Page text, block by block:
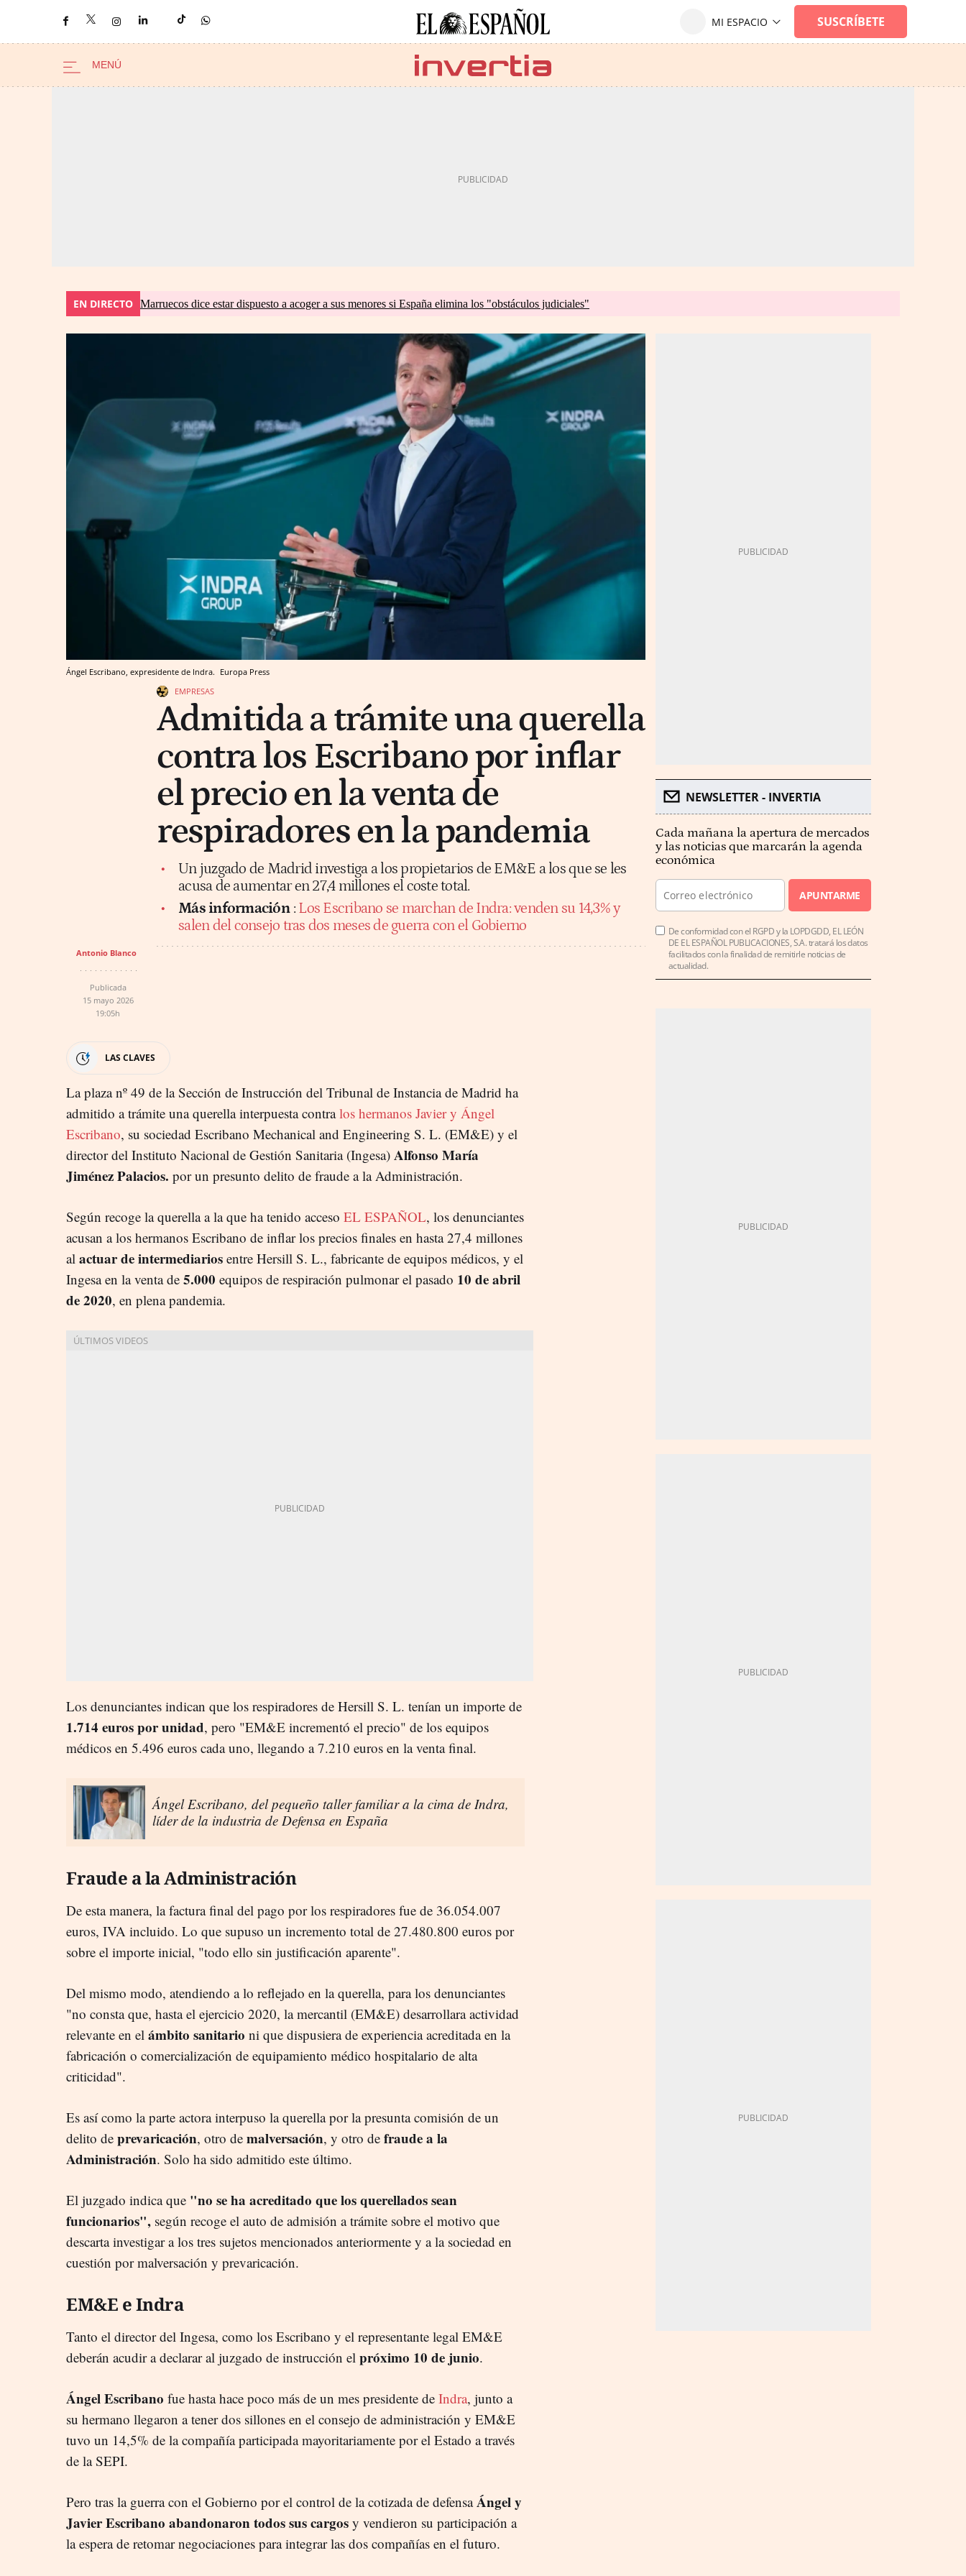
EN DIRECTO Marruecos dice estar dispuesto a acoger a sus menores si España elimina los "obstáculos judiciales"
Ángel Escribano, expresidente de Indra. Europa Press
EMPRESAS
Admitida a trámite una querella
contra los Escribano por inflar
el precio en la venta de
respiradores en la pandemia
Un juzgado de Madrid investiga a los propietarios de EM&E a los que se les
acusa de aumentar en 27,4 millones el coste total.
Más información : Los Escribano se marchan de Indra: venden su 14,3% y
salen del consejo tras dos meses de guerra con el Gobierno
Antonio Blanco
Publicada
15 mayo 2026
19:05h
LAS CLAVES
La plaza nº 49 de la Sección de Instrucción del Tribunal de Instancia de Madrid ha
admitido a trámite una querella interpuesta contralos hermanos Javier y Ángel
Escribano, su sociedad Escribano Mechanical and Engineering S. L. (EM&E) y el
director del Instituto Nacional de Gestión Sanitaria (Ingesa) Alfonso María
Jiménez Palacios. por un presunto delito de fraude a la Administración.
Según recoge la querella a la que ha tenido acceso EL ESPAÑOL, los denunciantes
acusan a los hermanos Escribano de inflar los precios finales en hasta 27,4 millones
al actuar de intermediarios entre Hersill S. L., fabricante de equipos médicos, y el
Ingesa en la venta de 5.000 equipos de respiración pulmonar el pasado 10 de abril
de 2020, en plena pandemia.
Los denunciantes indican que los respiradores de Hersill S. L. tenían un importe de
1.714 euros por unidad, pero "EM&E incrementó el precio" de los equipos
médicos en 5.496 euros cada uno, llegando a 7.210 euros en la venta final.
Ángel Escribano, del pequeño taller familiar a la cima de Indra,
líder de la industria de Defensa en España
Fraude a la Administración
De esta manera, la factura final del pago por los respiradores fue de 36.054.007
euros, IVA incluido. Lo que supuso un incremento total de 27.480.800 euros por
sobre el importe inicial, "todo ello sin justificación aparente".
Del mismo modo, atendiendo a lo reflejado en la querella, para los denunciantes
"no consta que, hasta el ejercicio 2020, la mercantil (EM&E) desarrollara actividad
relevante en el ámbito sanitario ni que dispusiera de experiencia acreditada en la
fabricación o comercialización de equipamiento médico hospitalario de alta
criticidad".
Es así como la parte actora interpuso la querella por la presunta comisión de un
delito de prevaricación, otro de malversación, y otro de fraude a la
Administración. Solo ha sido admitido este último.
El juzgado indica que "no se ha acreditado que los querellados sean
funcionarios", según recoge el auto de admisión a trámite sobre el motivo que
descarta investigar a los tres sujetos mencionados anteriormente y a la sociedad en
cuestión por malversación y prevaricación.
EM&E e Indra
Tanto el director del Ingesa, como los Escribano y el representante legal EM&E
deberán acudir a declarar al juzgado de instrucción el próximo 10 de junio.
Ángel Escribano fue hasta hace poco más de un mes presidente de Indra, junto a
su hermano llegaron a tener dos sillones en el consejo de administración y EM&E
tuvo un 14,5% de la compañía participada mayoritariamente por el Estado a través
de la SEPI.
Pero tras la guerra con el Gobierno por el control de la cotizada de defensaÁngel y
Javier Escribano abandonaron todos sus cargos y vendieron su participación a
la espera de retomar negociaciones para integrar las dos compañías en el futuro.
NEWSLETTER - INVERTIA
Cada mañana la apertura de mercados
y las noticias que marcarán la agenda
económica
APUNTARME
De conformidad con el RGPD y la LOPDGDD, EL LEÓN
DE EL ESPAÑOL PUBLICACIONES, S.A. tratará los datos
facilitados con la finalidad de remitirle noticias de
actualidad.